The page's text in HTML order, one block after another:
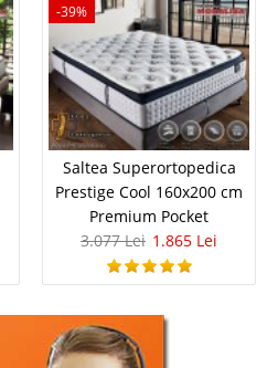
-39%
Saltea Superortopedica
Prestige Cool 160x200 cm
Premium Pocket
3.077 Lei 1.865 Lei